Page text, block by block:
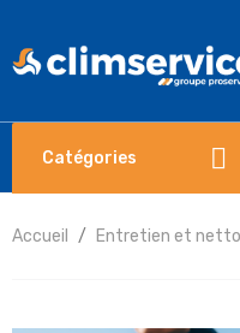
Catégories
Accueil Entretien et